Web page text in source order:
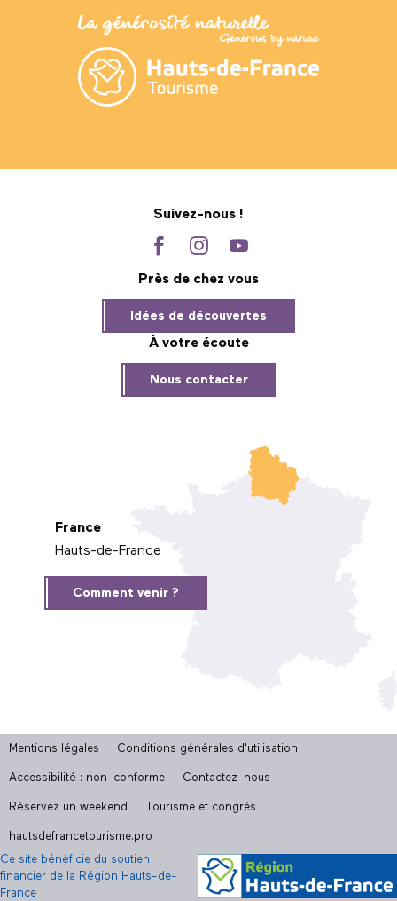
Suivez-nous !
Près de chez vous
Idées de découvertes
À votre écoute
Nous contacter
France
Hauts-de-France
Comment venir ?
Mentions légales Conditions générales d'utilisation
Accessibilité : non-conforme Contactez-nous
Réservez un weekend Tourisme et congrès
hautsdefrancetourisme.pro
Ce site bénéficie du soutien
financier de la Région Hauts-de-
France